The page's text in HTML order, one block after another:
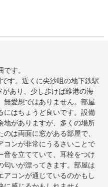
す。
す。近くに尖沙咀の地下鉄駅
あり、少し歩けば維港の海
愛想ではありません。部屋
にはちょうど良いです。設備
地がありますが、多くの場所
は両面に窓がある部屋で、
コンが非常にうるさいことで
を立てていて、耳栓をつけ
匂いが漂ってきます。部屋は
コンが通じているのかもし